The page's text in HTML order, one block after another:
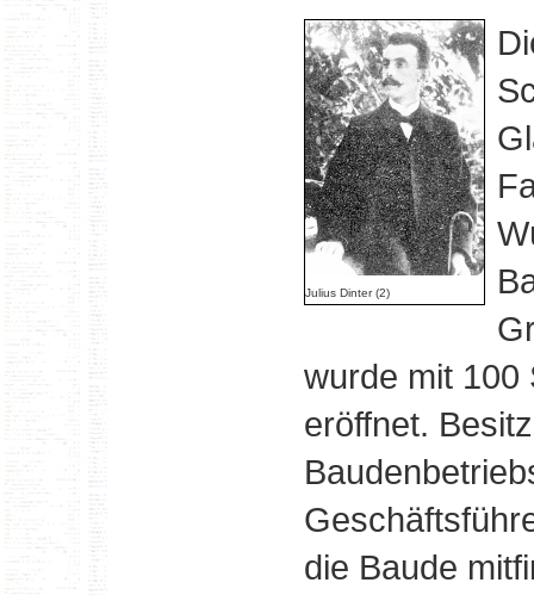
Julius Dinter (2)
wurde mit 100
eröffnet.
die Baude